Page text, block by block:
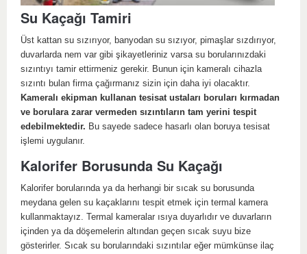
Su Kaçağı Tamiri
Üst kattan su sızırıyor, banyodan su sızıyor, pimaşlar sızdırıyor,
duvarlarda nem var gibi şikayetleriniz varsa su borularınızdaki
sızıntıyı tamir ettirmeniz gerekir. Bunun için kameralı cihazla
sızıntı bulan firma çağırmanız sizin için daha iyi olacaktır.
Kameralı ekipman kullanan tesisat ustaları boruları kırmadan
ve borulara zarar vermeden sızıntıların tam yerini tespit
edebilmektedir. Bu sayede sadece hasarlı olan boruya tesisat
işlemi uygulanır.
Kalorifer Borusunda Su Kaçağı
Kalorifer borularında ya da herhangi bir sıcak su borusunda
meydana gelen su kaçaklarını tespit etmek için termal kamera
kullanmaktayız. Termal kameralar ısıya duyarlıdır ve duvarların
içinden ya da döşemelerin altından geçen sıcak suyu bize
gösterirler. Sıcak su borularındaki sızıntılar eğer mümkünse ilaç